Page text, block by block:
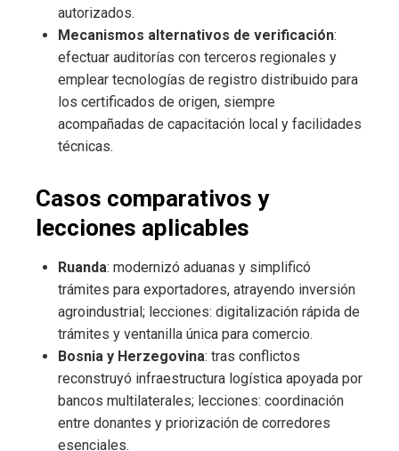
autorizados.
Mecanismos alternativos de verificación:
efectuar auditorías con terceros regionales y
emplear tecnologías de registro distribuido para
los certificados de origen, siempre
acompañadas de capacitación local y facilidades
técnicas.
Casos comparativos y
lecciones aplicables
Ruanda: modernizó aduanas y simplificó
trámites para exportadores, atrayendo inversión
agroindustrial; lecciones: digitalización rápida de
trámites y ventanilla única para comercio.
Bosnia y Herzegovina: tras conflictos
reconstruyó infraestructura logística apoyada por
bancos multilaterales; lecciones: coordinación
entre donantes y priorización de corredores
esenciales.